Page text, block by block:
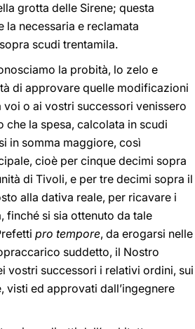
grotta delle Sirene; questa
necessaria e reclamata
scudi trentamila.
la probità, lo zelo e
di approvare quelle modificazioni
o ai vostri successori venissero
la spesa, calcolata in scudi
in somma maggiore, così
cioè per cinque decimi sopra
di Tivoli, e per tre decimi sopra il
alla dativa reale, per ricavare i
finché si sia ottenuto da tale
pro tempore, da erogarsi nelle
suddetto, il Nostro
vostri successori i relativi ordini, sui
visti ed approvati dall’ingegnere